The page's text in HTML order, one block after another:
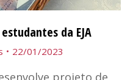
da EJA
22/01/2023
projeto de